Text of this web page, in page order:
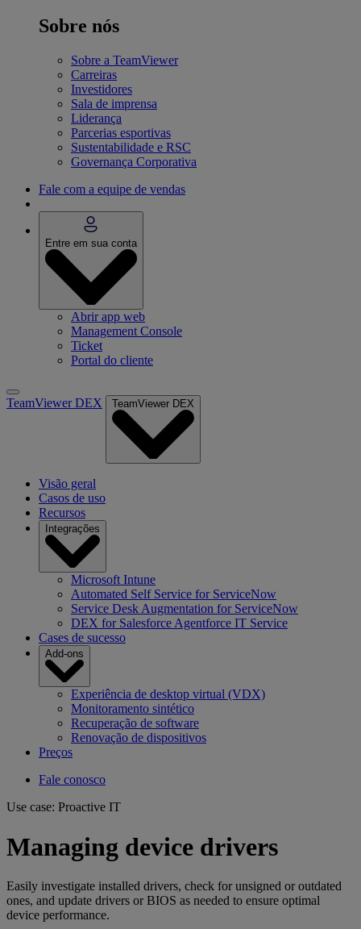
Sobre nós
Sobre a TeamViewer
Carreiras
Investidores
Sala de imprensa
Liderança
Parcerias esportivas
Sustentabilidade e RSC
Governança Corporativa
Fale com a equipe de vendas
Entre em sua conta
Abrir app web
Management Console
Ticket
Portal do cliente
TeamViewer DEX TeamViewer DEX
Visão geral
Casos de uso
Recursos
Integrações
Microsoft Intune
Automated Self Service for ServiceNow
Service Desk Augmentation for ServiceNow
DEX for Salesforce Agentforce IT Service
Cases de sucesso
Add-ons
Experiência de desktop virtual (VDX)
Monitoramento sintético
Recuperação de software
Renovação de dispositivos
Preços
Fale conosco
Use case: Proactive IT
Managing device drivers
Easily investigate installed drivers, check for unsigned or outdated
ones, and update drivers or BIOS as needed to ensure optimal
device performance.